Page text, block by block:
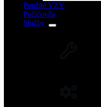
Použité VZV
Požičovňa
Služby